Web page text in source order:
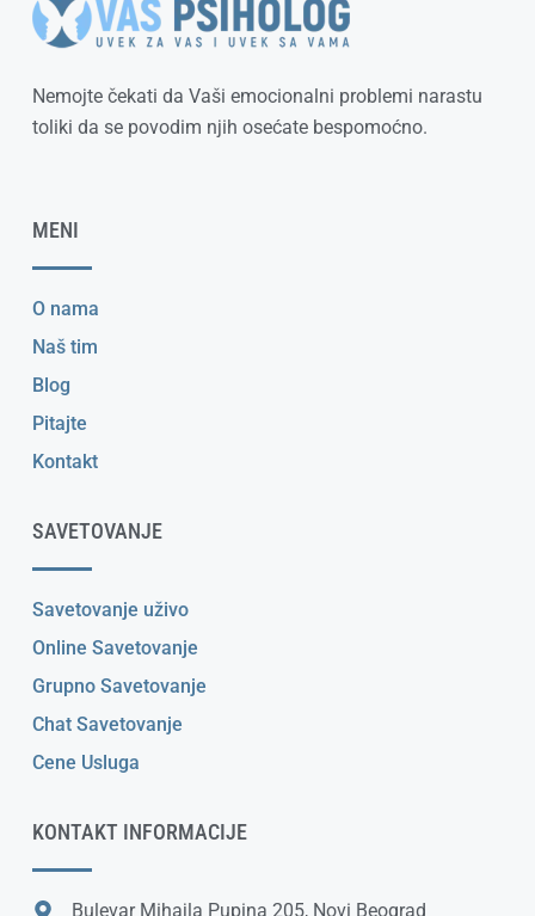
Nemojte čekati da Vaši emocionalni problemi narastu
toliki da se povodim njih osećate bespomoćno.
MENI
O nama
Naš tim
Blog
Pitajte
Kontakt
SAVETOVANJE
Savetovanje uživo
Online Savetovanje
Grupno Savetovanje
Chat Savetovanje
Cene Usluga
KONTAKT INFORMACIJE
Bulevar Mihajla Pupina 205, Novi Beograd